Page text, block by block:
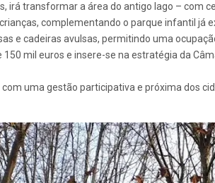
transformar a área do antigo lago – com
complementando o parque infantil já
e cadeiras avulsas, permitindo uma
mil euros e insere-se na estratégia da
uma gestão participativa e próxima dos